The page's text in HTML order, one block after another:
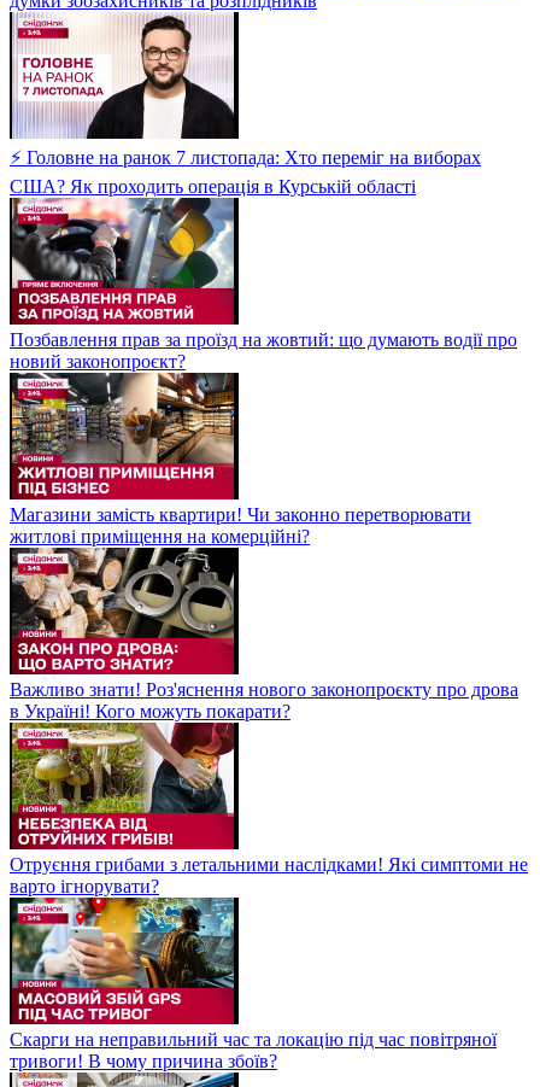
⚡ Головне на ранок 7 листопада: Хто переміг на виборах
США? Як проходить операція в Курській області
Позбавлення прав за проїзд на жовтий: що думають водії про
новий законопроєкт?
Магазини замість квартири! Чи законно перетворювати
житлові приміщення на комерційні?
Важливо знати! Роз'яснення нового законопроєкту про дрова
в Україні! Кого можуть покарати?
Отруєння грибами з летальними наслідками! Які симптоми не
варто ігнорувати?
Скарги на неправильний час та локацію під час повітряної
тривоги! В чому причина збоїв?